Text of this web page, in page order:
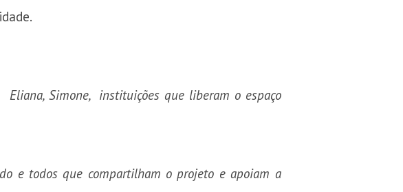
Eliana, Simone, instituições que liberam o espaço
e todos que compartilham o projeto e apoiam a